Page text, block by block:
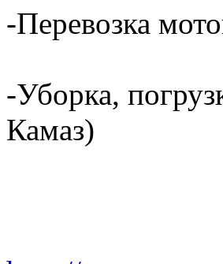
-Перевозка
-Уборка,
Камаз)